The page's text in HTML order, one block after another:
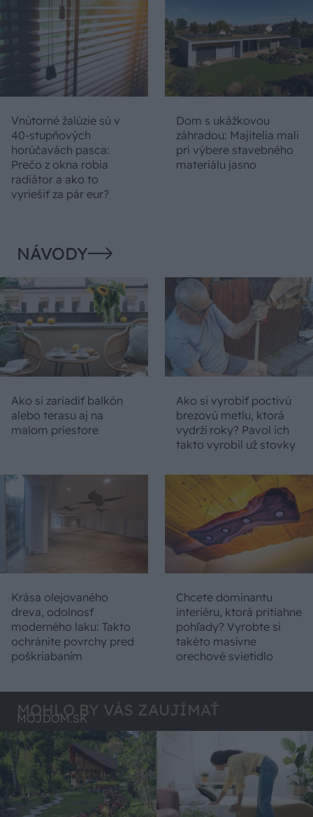
Vnútorné žalúzie sú v
40-stupňových
horúčavách pasca:
Prečo z okna robia
radiátor a ako to
vyriešiť za pár eur?
Dom s ukážkovou
záhradou: Majitelia mali
pri výbere stavebného
materiálu jasno
NÁVODY
Ako si zariadiť balkón
alebo terasu aj na
malom priestore
Ako si vyrobiť poctivú
brezovú metlu, ktorá
vydrží roky? Pavol ich
takto vyrobil už stovky
Krása olejovaného
dreva, odolnosť
moderného laku: Takto
ochránite povrchy pred
poškriabaním
Chcete dominantu
interiéru, ktorá pritiahne
pohľady? Vyrobte si
takéto masívne
orechové svietidlo
MOHLO BY VÁS ZAUJÍMAŤ
MÔJDOM.SK